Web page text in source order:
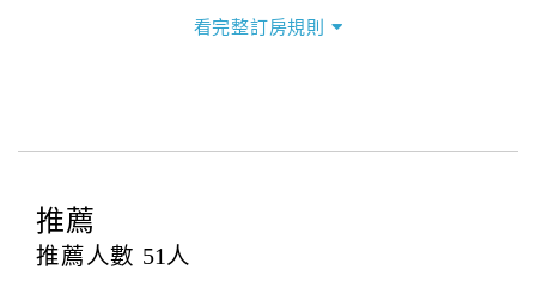
四、訂單異動
提出申辦不得異動訂單。
每筆訂單異動限定
辦理取消退款。
看完整訂房規則
推薦
推薦人數 51 人